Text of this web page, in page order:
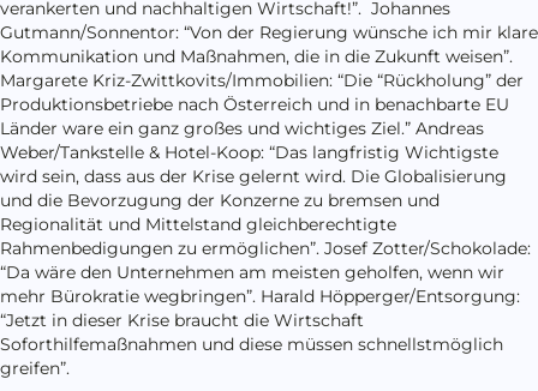
verankerten und nachhaltigen Wirtschaft!”. Johannes
Gutmann/Sonnentor: “Von der Regierung wünsche ich mir klare
Kommunikation und Maßnahmen, die in die Zukunft weisen”.
Margarete Kriz-Zwittkovits/Immobilien: “Die “Rückholung” der
Produktionsbetriebe nach Österreich und in benachbarte EU
Länder ware ein ganz großes und wichtiges Ziel.” Andreas
Weber/Tankstelle & Hotel-Koop: “Das langfristig Wichtigste
wird sein, dass aus der Krise gelernt wird. Die Globalisierung
und die Bevorzugung der Konzerne zu bremsen und
Regionalität und Mittelstand gleichberechtigte
Rahmenbedigungen zu ermöglichen”. Josef Zotter/Schokolade:
“Da wäre den Unternehmen am meisten geholfen, wenn wir
mehr Bürokratie wegbringen”. Harald Höpperger/Entsorgung:
“Jetzt in dieser Krise braucht die Wirtschaft
Soforthilfemaßnahmen und diese müssen schnellstmöglich
greifen”.